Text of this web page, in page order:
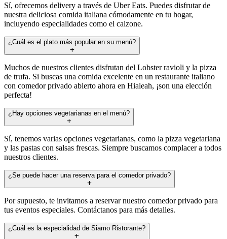
Sí, ofrecemos delivery a través de Uber Eats. Puedes disfrutar de
nuestra deliciosa comida italiana cómodamente en tu hogar,
incluyendo especialidades como el calzone.
¿Cuál es el plato más popular en su menú?
Muchos de nuestros clientes disfrutan del Lobster ravioli y la pizza
de trufa. Si buscas una comida excelente en un restaurante italiano
con comedor privado abierto ahora en Hialeah, ¡son una elección
perfecta!
¿Hay opciones vegetarianas en el menú?
Sí, tenemos varias opciones vegetarianas, como la pizza vegetariana
y las pastas con salsas frescas. Siempre buscamos complacer a todos
nuestros clientes.
¿Se puede hacer una reserva para el comedor privado?
Por supuesto, te invitamos a reservar nuestro comedor privado para
tus eventos especiales. Contáctanos para más detalles.
¿Cuál es la especialidad de Siamo Ristorante?